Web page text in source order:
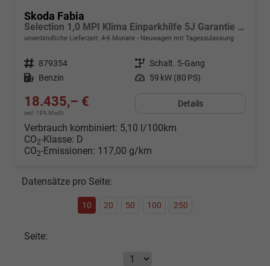
Skoda Fabia
Selection 1,0 MPI Klima Einparkhilfe 5J Garantie LED Apple Carplay Bluetooth
unverbindliche Lieferzeit: 4-6 Monate Neuwagen mit Tageszulassung
Fahrzeugnr. 879354 Getriebe Schalt. 5-Gang
Kraftstoff Benzin Leistung 59 kW (80 PS)
18.435,– €
incl. 19% MwSt.
Details
Verbrauch kombiniert: 5,10 l/100km
CO2-Klasse: D
CO2-Emissionen: 117,00 g/km
Datensätze pro Seite:
10 20 50 100 250
Seite: